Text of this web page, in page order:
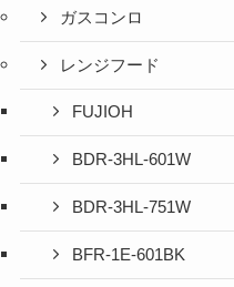
ガスコンロ
レンジフード
FUJIOH
BDR-3HL-601W
BDR-3HL-751W
BFR-1E-601BK